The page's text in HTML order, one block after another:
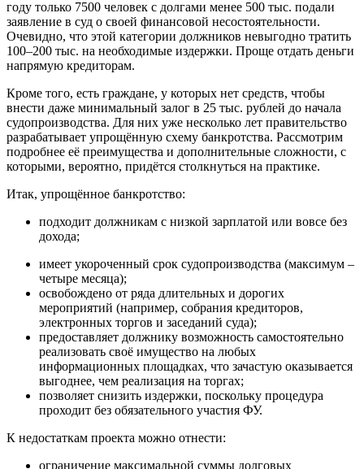
году только 7500 человек с долгами менее 500 тыс. подали
заявление в суд о своей финансовой несостоятельности.
Очевидно, что этой категории должников невыгодно тратить
100–200 тыс. на необходимые издержки. Проще отдать деньги
напрямую кредиторам.
Кроме того, есть граждане, у которых нет средств, чтобы
внести даже минимальный залог в 25 тыс. рублей до начала
судопроизводства. Для них уже несколько лет правительство
разрабатывает упрощённую схему банкротства. Рассмотрим
подробнее её преимущества и дополнительные сложности, с
которыми, вероятно, придётся столкнуться на практике.
Итак, упрощённое банкротство:
подходит должникам с низкой зарплатой или вовсе без
дохода;
имеет укороченный срок судопроизводства (максимум –
четыре месяца);
освобождено от ряда длительных и дорогих
мероприятий (например, собрания кредиторов,
электронных торгов и заседаний суда);
предоставляет должнику возможность самостоятельно
реализовать своё имущество на любых
информационных площадках, что зачастую оказывается
выгоднее, чем реализация на торгах;
позволяет снизить издержки, поскольку процедура
проходит без обязательного участия ФУ.
К недостаткам проекта можно отнести:
ограничение максимальной суммы долговых